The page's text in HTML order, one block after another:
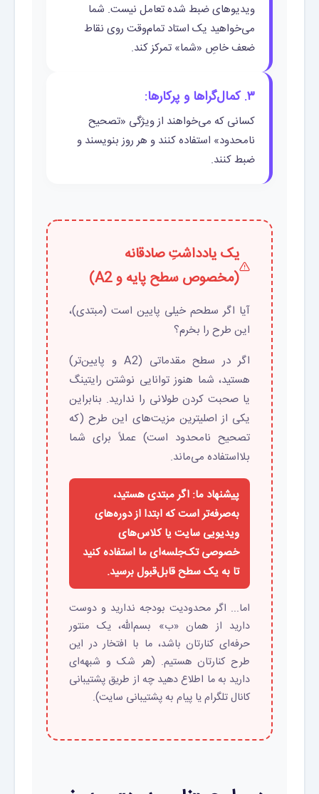
ویدیوهای ضبط شده تعامل نیست. شما
می‌خواهید یک استاد تمام‌وقت روی نقاط
ضعف خاصِ «شما» تمرکز کند.
۳. کمال‌گراها و پرکارها:
کسانی که می‌خواهند از ویژگی «تصحیح
نامحدود» استفاده کنند و هر روز بنویسند و
ضبط کنند.
یک یادداشتِ صادقانه
(مخصوص سطح پایه و A2)
آیا اگر سطحم خیلی پایین است (مبتدی)،
این طرح را بخرم؟
اگر در سطح مقدماتی (A2 و پایین‌تر)
هستید، شما هنوز توانایی نوشتن رایتینگ
یا صحبت کردن طولانی را ندارید. بنابراین
یکی از اصلیترین مزیت‌های این طرح (که
تصحیح نامحدود است) عملاً برای شما
بلااستفاده می‌ماند.
پیشنهاد ما: اگر مبتدی هستید،
به‌صرفه‌تر است که ابتدا از دوره‌های
ویدیویی سایت یا کلاس‌های
خصوصی تک‌جلسه‌ای ما استفاده کنید
تا به یک سطح قابل‌قبول برسید.
اما... اگر محدودیت بودجه ندارید و دوست
دارید از همان «ب» بسم‌الله، یک منتور
حرفه‌ای کنارتان باشد، ما با افتخار در این
طرح کنارتان هستیم. (هر شک و شبهه‌ای
دارید به ما اطلاع دهید چه از طریق پشتیبانی
کانال تلگرام یا پیام به پشتیبانی سایت).